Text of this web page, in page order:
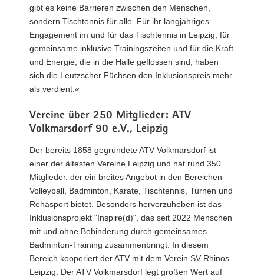
gibt es keine Barrieren zwischen den Menschen,
sondern Tischtennis für alle. Für ihr langjähriges
Engagement im und für das Tischtennis in Leipzig, für
gemeinsame inklusive Trainingszeiten und für die Kraft
und Energie, die in die Halle geflossen sind, haben
sich die Leutzscher Füchsen den Inklusionspreis mehr
als verdient.«
Vereine über 250 Mitglieder: ATV
Volkmarsdorf 90 e.V., Leipzig
Der bereits 1858 gegründete ATV Volkmarsdorf ist
einer der ältesten Vereine Leipzig und hat rund 350
Mitglieder. der ein breites Angebot in den Bereichen
Volleyball, Badminton, Karate, Tischtennis, Turnen und
Rehasport bietet. Besonders hervorzuheben ist das
Inklusionsprojekt "Inspire(d)", das seit 2022 Menschen
mit und ohne Behinderung durch gemeinsames
Badminton-Training zusammenbringt. In diesem
Bereich kooperiert der ATV mit dem Verein SV Rhinos
Leipzig. Der ATV Volkmarsdorf legt großen Wert auf